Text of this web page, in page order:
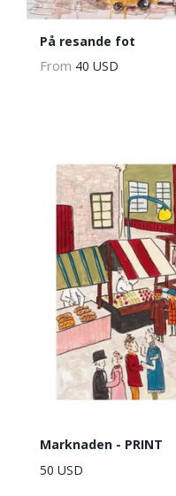
På resande fot
From 40 USD
Marknaden - PRINT
50 USD